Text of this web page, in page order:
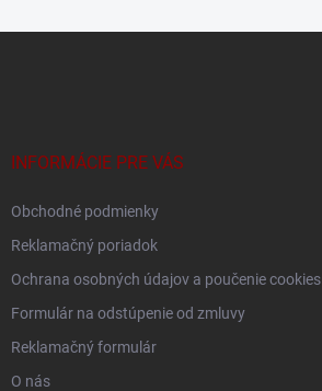
INFORMÁCIE PRE VÁS
Obchodné podmienky
Reklamačný poriadok
Ochrana osobných údajov a poučenie cookies
Formulár na odstúpenie od zmluvy
Reklamačný formulár
O nás